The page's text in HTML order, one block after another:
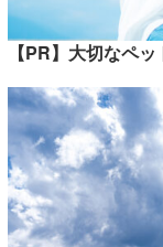
【PR】大切なペ